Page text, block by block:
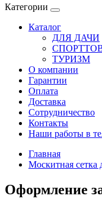
Категории
Каталог
ДЛЯ ДАЧИ
ТУРИЗМ
О компании
Гарантии
Оплата
Доставка
Сотрудничество
Контакты
Наши работы в
Главная
Москитная сетка
Оформление